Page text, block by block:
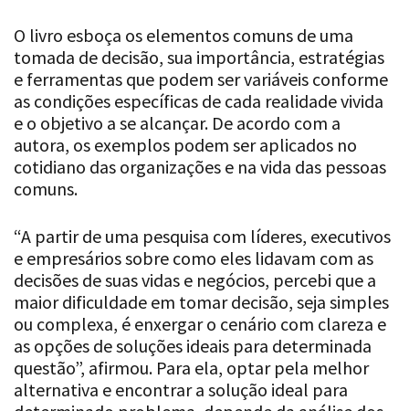
O livro esboça os elementos comuns de uma
tomada de decisão, sua importância, estratégias
e ferramentas que podem ser variáveis conforme
as condições específicas de cada realidade vivida
e o objetivo a se alcançar. De acordo com a
autora, os exemplos podem ser aplicados no
cotidiano das organizações e na vida das pessoas
comuns.
“A partir de uma pesquisa com líderes, executivos
e empresários sobre como eles lidavam com as
decisões de suas vidas e negócios, percebi que a
maior dificuldade em tomar decisão, seja simples
ou complexa, é enxergar o cenário com clareza e
as opções de soluções ideais para determinada
questão”, afirmou. Para ela, optar pela melhor
alternativa e encontrar a solução ideal para